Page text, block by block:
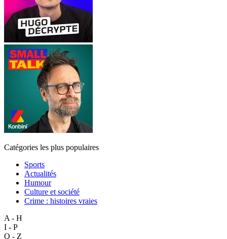
Catégories les plus populaires
Sports
Actualités
Humour
Culture et société
Crime : histoires vraies
A - H
I - P
Q - Z